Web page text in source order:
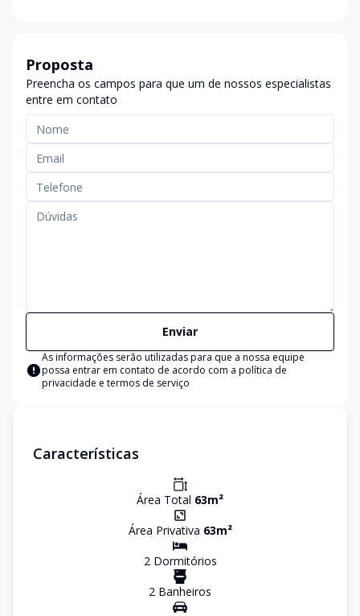
Proposta
Preencha os campos para que um de nossos especialistas
entre em contato
Enviar
As informações serão utilizadas para que a nossa equipe
possa entrar em contato de acordo com a política de
privacidade e termos de serviço
Características
Área Total 63m²
Área Privativa 63m²
2Dormitórios
2 Banheiros